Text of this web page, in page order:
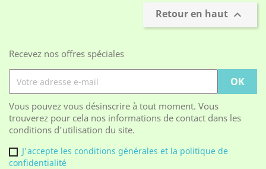
Retour en haut 
Recevez nos offres spéciales
Vous pouvez vous désinscrire à tout moment. Vous
trouverez pour cela nos informations de contact dans les
conditions d'utilisation du site.
J'accepte les conditions générales et la politique de
confidentialité